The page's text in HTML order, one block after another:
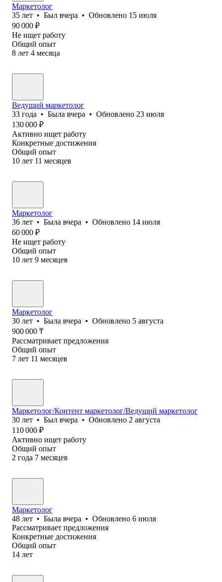
Маркетолог
35 лет • Был вчера • Обновлено 15 июля
90 000 ₽
Не ищет работу
Общий опыт
8 лет 4 месяца
Ведущий маркетолог
33 года • Была вчера • Обновлено 23 июля
130 000 ₽
Активно ищет работу
Конкретные достижения
Общий опыт
10 лет 11 месяцев
Маркетолог
36 лет • Была вчера • Обновлено 14 июля
60 000 ₽
Не ищет работу
Общий опыт
10 лет 9 месяцев
Маркетолог
30 лет • Была вчера • Обновлено 5 августа
900 000 ₸
Рассматривает предложения
Общий опыт
7 лет 11 месяцев
Маркетолог/Контент маркетолог/Ведущий маркетолог
30 лет • Был вчера • Обновлено 2 августа
110 000 ₽
Активно ищет работу
Общий опыт
2 года 7 месяцев
Маркетолог
48 лет • Была вчера • Обновлено 6 июля
Рассматривает предложения
Конкретные достижения
Общий опыт
14 лет